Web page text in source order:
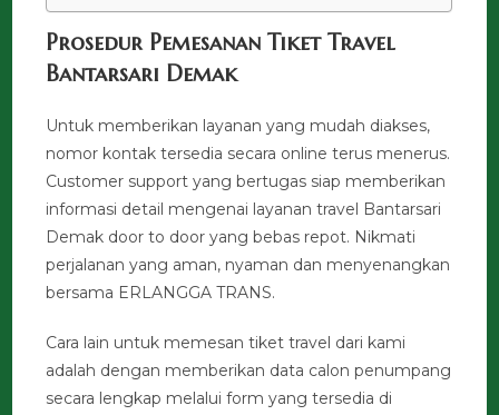
Prosedur Pemesanan Tiket Travel
Bantarsari Demak
Untuk memberikan layanan yang mudah diakses,
nomor kontak tersedia secara online terus menerus.
Customer support yang bertugas siap memberikan
informasi detail mengenai layanan travel Bantarsari
Demak door to door yang bebas repot. Nikmati
perjalanan yang aman, nyaman dan menyenangkan
bersama ERLANGGA TRANS.
Cara lain untuk memesan tiket travel dari kami
adalah dengan memberikan data calon penumpang
secara lengkap melalui form yang tersedia di